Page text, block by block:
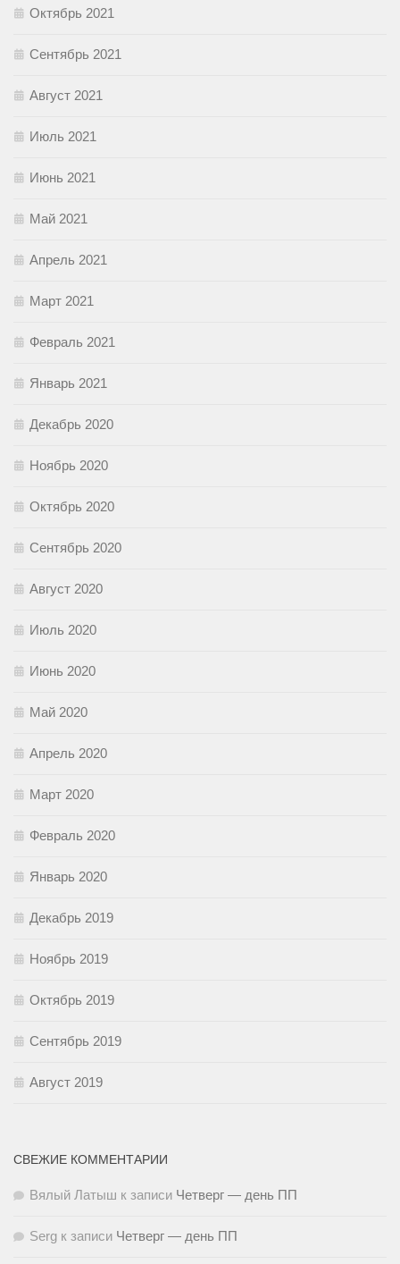
Октябрь 2021
Сентябрь 2021
Август 2021
Июль 2021
Июнь 2021
Май 2021
Апрель 2021
Март 2021
Февраль 2021
Январь 2021
Декабрь 2020
Ноябрь 2020
Октябрь 2020
Сентябрь 2020
Август 2020
Июль 2020
Июнь 2020
Май 2020
Апрель 2020
Март 2020
Февраль 2020
Январь 2020
Декабрь 2019
Ноябрь 2019
Октябрь 2019
Сентябрь 2019
Август 2019
СВЕЖИЕ КОММЕНТАРИИ
Вялый Латыш к записи Четверг — день ПП
Serg к записи Четверг — день ПП